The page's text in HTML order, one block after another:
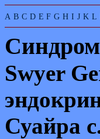
A B C D E F G H I J K L
Синдром
Swyer
Суайра